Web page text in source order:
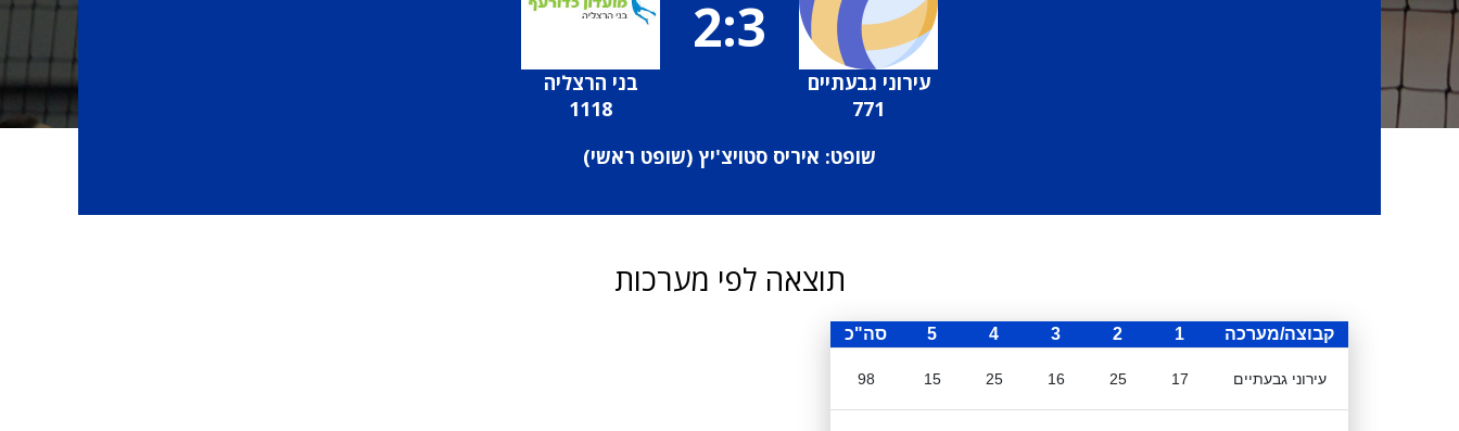
עירוני גבעתיים
771
2:3
בני הרצליה
1118
שופט: איריס סטויצ'יץ (שופט ראשי)
תוצאה לפי מערכות
קבוצה/מערכה 1
2
3
4
5 סה"כ
עירוני גבעתיים 17
25
16
25
15
98